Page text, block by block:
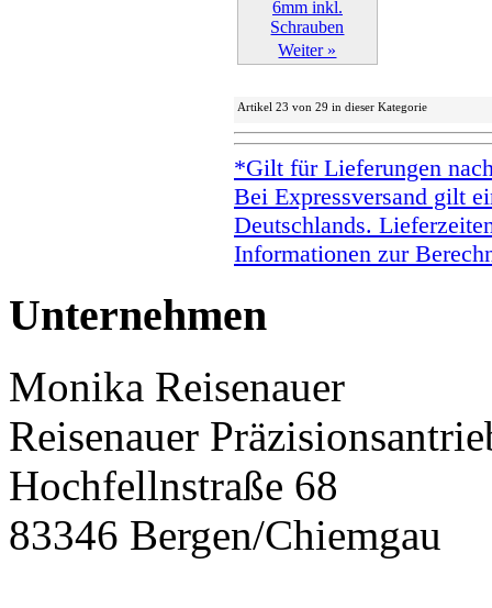
Weiter »
Artikel 23 von 29 in dieser Kategorie
*Gilt für Lieferungen
Bei Expressversand gilt
Deutschlands.
Informationen zur
Unternehmen
Monika Reisenauer
Reisenauer
Hochfellnstraße 68
83346 Bergen/Chiemgau